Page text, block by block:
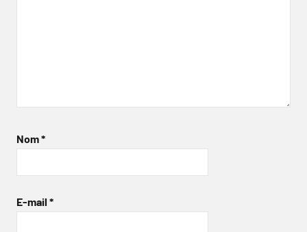
Nom*
E-mail *